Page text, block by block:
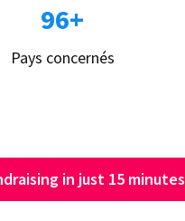
96+
Pays concernés
in just 15 minutes